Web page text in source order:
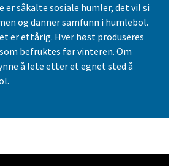
er såkalte sosiale humler, det vil si
og danner samfunn i humlebol.
er ettårig. Hver høst produseres
befruktes før vinteren. Om
å lete etter et egnet sted å